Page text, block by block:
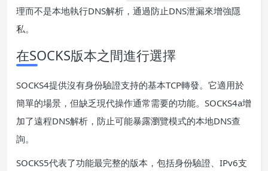
理而不是本地執行DNS解析，通過防止DNS泄漏來增強隱
私。
在SOCKS版本之間進行選擇
SOCKS4提供沒有身份驗證支持的基本TCP轉發。它適用於
簡單的場景，但缺乏現代操作通常需要的功能。SOCKS4a增
加了遠程DNS解析，防止可能暴露瀏覽模式的本地DNS查
詢。
SOCKS5代表了功能最完整的版本，包括身份驗證、IPv6支